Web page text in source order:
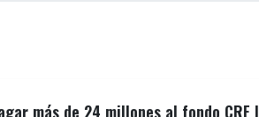
más de 24 millones al fondo CRF I